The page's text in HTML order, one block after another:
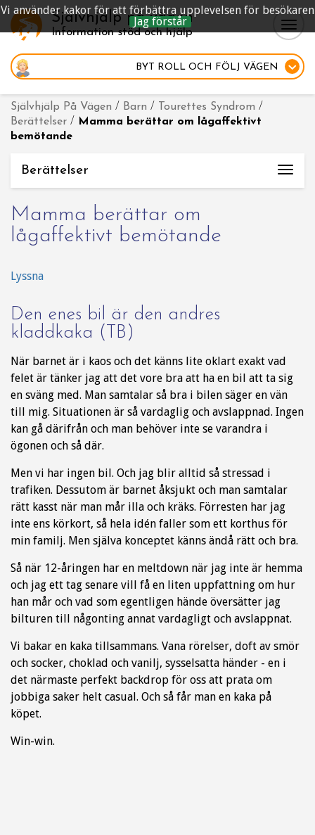
Vi använder kakor för att förbättra upplevelsen för besökaren
Jag förstår
Självhjälp på vägen
Information stöd och hjälp
BYT ROLL OCH FÖLJ VÄGEN
Självhjälp På Vägen / Barn / Tourettes Syndrom /
Berättelser / Mamma berättar om lågaffektivt
bemötande
Berättelser
Mamma berättar om
lågaffektivt bemötande
Lyssna
Den enes bil är den andres
kladdkaka (TB)
När barnet är i kaos och det känns lite oklart exakt vad
felet är tänker jag att det vore bra att ha en bil att ta sig
en sväng med. Man samtalar så bra i bilen säger en vän
till mig. Situationen är så vardaglig och avslappnad. Ingen
kan gå därifrån och man behöver inte se varandra i
ögonen och så där.
Men vi har ingen bil. Och jag blir alltid så stressad i
trafiken. Dessutom är barnet åksjukt och man samtalar
rätt kasst när man mår illa och kräks. Förresten har jag
inte ens körkort, så hela idén faller som ett korthus för
min familj. Men själva konceptet känns ändå rätt och bra.
Så när 12-åringen har en meltdown när jag inte är hemma
och jag ett tag senare vill få en liten uppfattning om hur
han mår och vad som egentligen hände översätter jag
bilturen till någonting annat vardagligt och avslappnat.
Vi bakar en kaka tillsammans. Vana rörelser, doft av smör
och socker, choklad och vanilj, sysselsatta händer - en i
det närmaste perfekt backdrop för oss att prata om
jobbiga saker helt casual. Och så får man en kaka på
köpet.
Win-win.